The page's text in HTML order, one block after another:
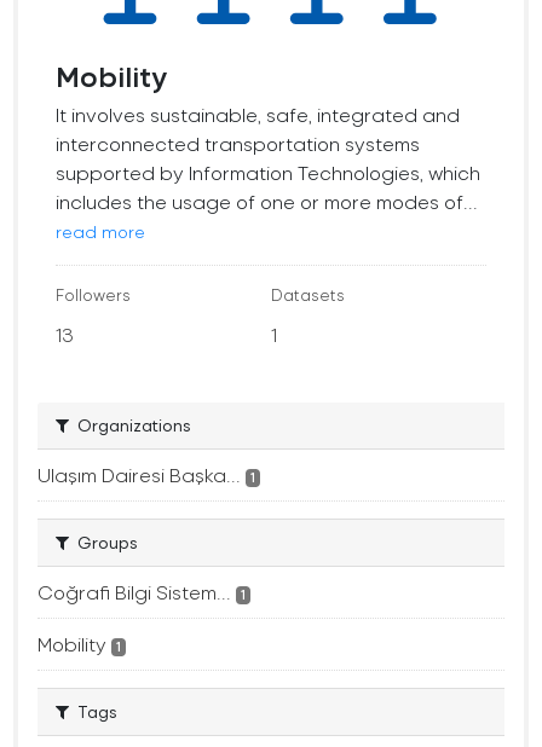
Mobility
It involves sustainable, safe, integrated and
interconnected transportation systems
supported by Information Technologies, which
includes the usage of one or more modes of...
read more
Followers
13
Datasets
1
Organizations
Ulaşım Dairesi Başka... 1
Groups
Coğrafi Bilgi Sistem... 1
Mobility 1
Tags